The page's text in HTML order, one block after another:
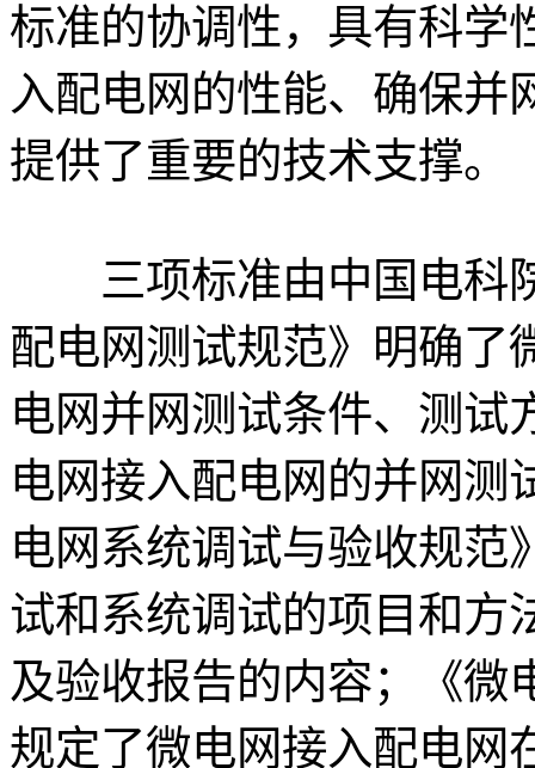
标准的协调性，具有科学
入配电网的性能、确保并
提供了重要的技术支撑。
三项标准由中国电科
配电网测试规范》明确了
电网并网测试条件、测试
电网接入配电网的并网测
电网系统调试与验收规范
试和系统调试的项目和方
及验收报告的内容；《微
规定了微电网接入配电网